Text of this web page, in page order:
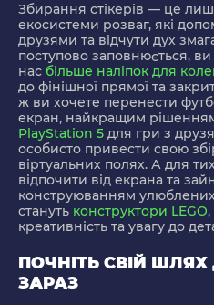
Збирання стікерів — це
екосистеми розваг, які
друзями та відчути дух
поступово заповнюється,
нас більше наліпок для
до фінішної прямої та
ж ви хочете перенести
екран, найкращим
PlayStation 5 для гри з
особисто привести свою
віртуальних полях. А для
відпочити від екрана та
конструюванням
стануть конструктори LEGO
креативність та увагу до
ПОЧНІТЬ СВІЙ
ЗАРАЗ